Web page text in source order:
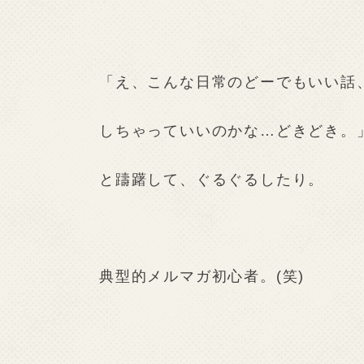
「え、こんな日常のどーでもいい話
しちゃっていいのかな…どきどき。
と躊躇して、ぐるぐるしたり。
典型的メルマガ初心者。(笑)